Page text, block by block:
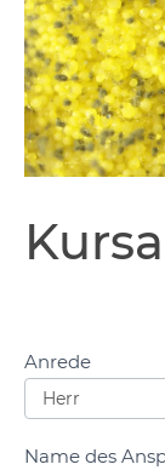
stellen
Anrede
Name des